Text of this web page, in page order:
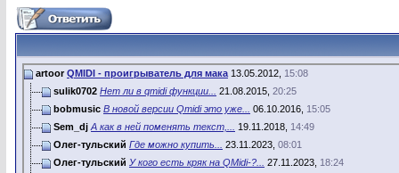
artoor QMIDI - проигрыватель для мака 13.05.2012, 15:08
sulik0702 Нет ли в qmidi функции... 21.08.2015, 20:25
bobmusic В новой версии Qmidi это уже... 06.10.2016, 15:05
Sem_dj А как в ней поменять текст,... 19.11.2018, 14:49
Олег-тульский Где можно купить... 23.11.2023, 08:01
Олег-тульский У кого есть кряк на QMidi-?... 27.11.2023, 18:24